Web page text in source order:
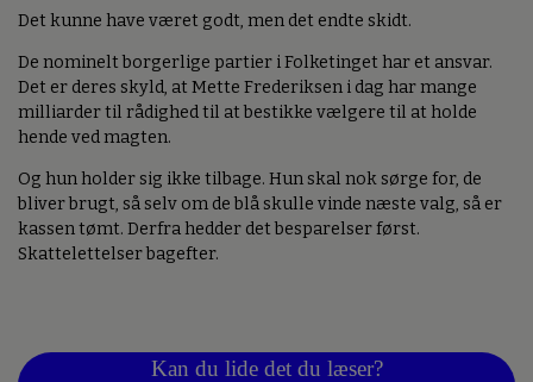
Det kunne have været godt, men det endte skidt.
De nominelt borgerlige partier i Folketinget har et ansvar.
Det er deres skyld, at Mette Frederiksen i dag har mange
milliarder til rådighed til at bestikke vælgere til at holde
hende ved magten.
Og hun holder sig ikke tilbage. Hun skal nok sørge for, de
bliver brugt, så selv om de blå skulle vinde næste valg, så er
kassen tømt. Derfra hedder det besparelser først.
Skattelettelser bagefter.
Kan du lide det du læser?